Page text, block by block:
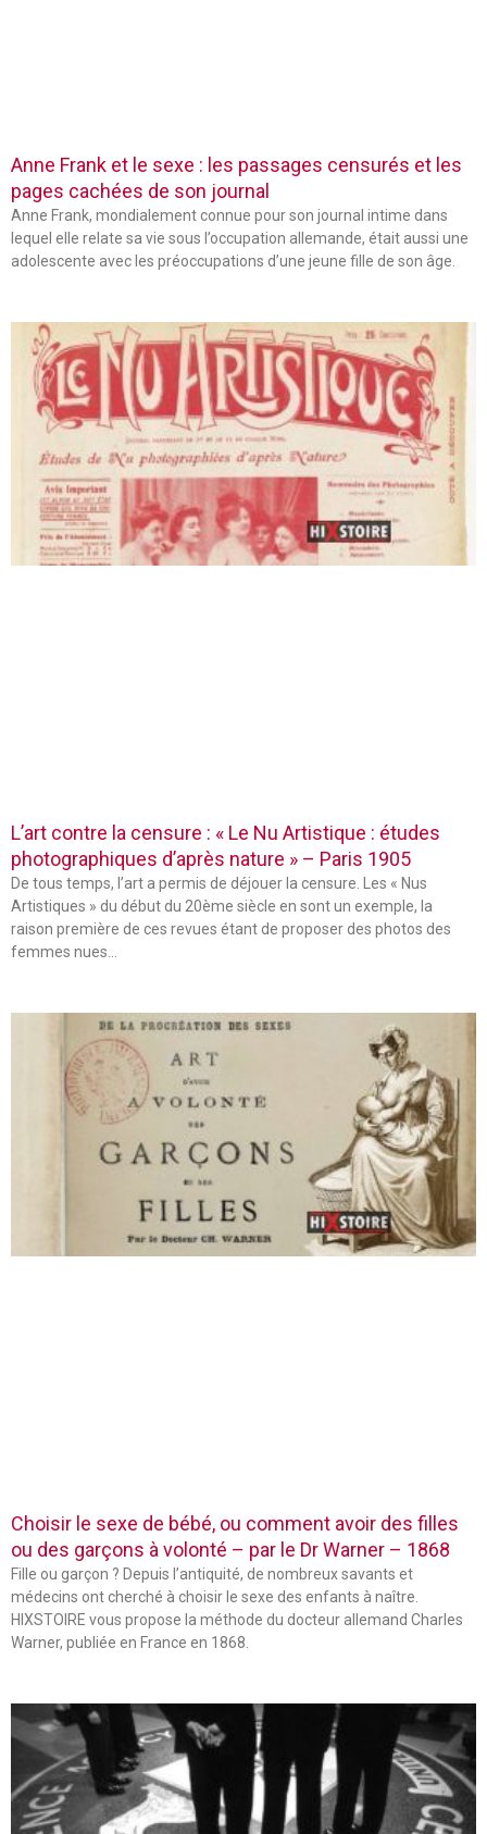
Anne Frank et le sexe : les passages censurés et les
pages cachées de son journal
Anne Frank, mondialement connue pour son journal intime dans
lequel elle relate sa vie sous l’occupation allemande, était aussi une
adolescente avec les préoccupations d’une jeune fille de son âge.
L’art contre la censure : « Le Nu Artistique : études
photographiques d’après nature » – Paris 1905
De tous temps, l’art a permis de déjouer la censure. Les « Nus
Artistiques » du début du 20ème siècle en sont un exemple, la
raison première de ces revues étant de proposer des photos des
femmes nues…
Choisir le sexe de bébé, ou comment avoir des filles
ou des garçons à volonté – par le Dr Warner – 1868
Fille ou garçon ? Depuis l’antiquité, de nombreux savants et
médecins ont cherché à choisir le sexe des enfants à naître.
HIXSTOIRE vous propose la méthode du docteur allemand Charles
Warner, publiée en France en 1868.